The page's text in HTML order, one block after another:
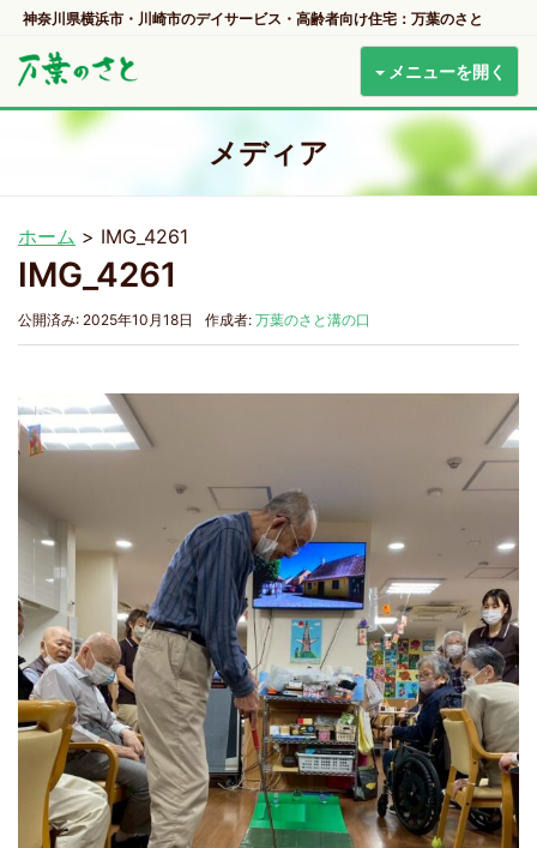
神奈川県横浜市・川崎市のデイサービス・高齢者向け住宅：万葉のさと
メニューを開く
メディア
ホーム > IMG_4261
IMG_4261
公開済み: 2025年10月18日 作成者: 万葉のさと溝の口